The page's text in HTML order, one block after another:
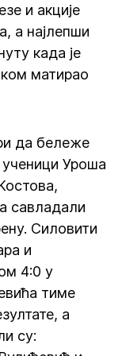
и акције
а најлепши
када је
матирао
да бележе
ученици Уроша
савладали
Силовити
и
4:0 у
тиме
а
су: